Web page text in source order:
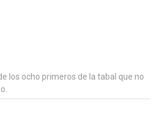
los ocho primeros de la tabal que no